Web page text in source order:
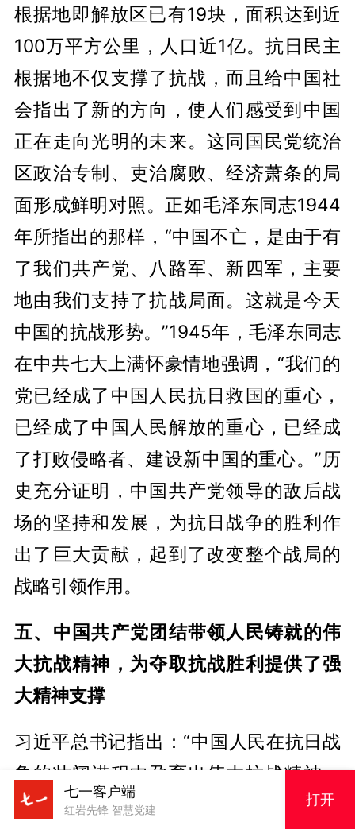
根据地即解放区已有19块，面积达到近
100万平方公里，人口近1亿。抗日民主
根据地不仅支撑了抗战，而且给中国社
会指出了新的方向，使人们感受到中国
正在走向光明的未来。这同国民党统治
区政治专制、吏治腐败、经济萧条的局
面形成鲜明对照。正如毛泽东同志1944
年所指出的那样，“中国不亡，是由于有
了我们共产党、八路军、新四军，主要
地由我们支持了抗战局面。这就是今天
中国的抗战形势。”1945年，毛泽东同志
在中共七大上满怀豪情地强调，“我们的
党已经成了中国人民抗日救国的重心，
已经成了中国人民解放的重心，已经成
了打败侵略者、建设新中国的重心。”历
史充分证明，中国共产党领导的敌后战
场的坚持和发展，为抗日战争的胜利作
出了巨大贡献，起到了改变整个战局的
战略引领作用。
五、中国共产党团结带领人民铸就的伟
大抗战精神，为夺取抗战胜利提供了强
大精神支撑
习近平总书记指出：“中国人民在抗日战
争的壮阔进程中孕育出伟大抗战精神，
向世界展示了天下兴亡、匹夫有责的爱
七一客户端
红岩先锋 智慧党建
打开